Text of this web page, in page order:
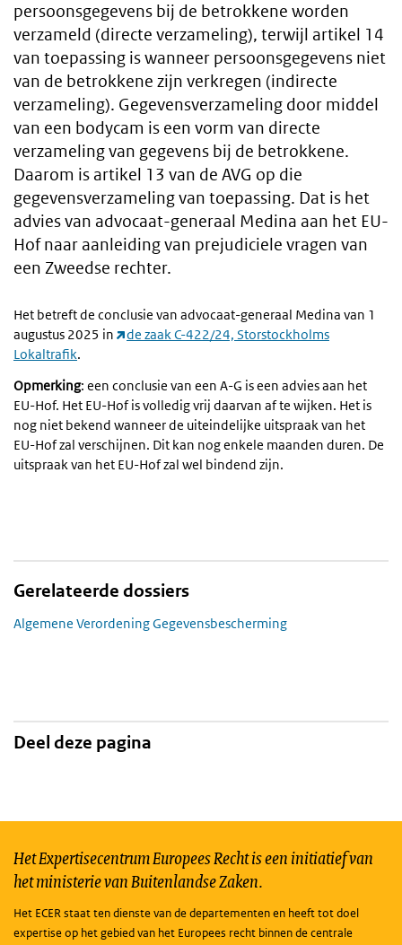
persoonsgegevens bij de betrokkene worden
verzameld (directe verzameling), terwijl artikel 14
van toepassing is wanneer persoonsgegevens niet
van de betrokkene zijn verkregen (indirecte
verzameling). Gegevensverzameling door middel
van een bodycam is een vorm van directe
verzameling van gegevens bij de betrokkene.
Daarom is artikel 13 van de AVG op die
gegevensverzameling van toepassing. Dat is het
advies van advocaat-generaal Medina aan het EU-
Hof naar aanleiding van prejudiciele vragen van
een Zweedse rechter.
Het betreft de conclusie van advocaat-generaal Medina van 1
augustus 2025 in
de zaak C-422/24, Storstockholms
Lokaltrafik.
Opmerking: een conclusie van een A-G is een advies aan het
EU-Hof. Het EU-Hof is volledig vrij daarvan af te wijken. Het is
nog niet bekend wanneer de uiteindelijke uitspraak van het
EU-Hof zal verschijnen. Dit kan nog enkele maanden duren. De
uitspraak van het EU-Hof zal wel bindend zijn.
Gerelateerde dossiers
Algemene Verordening Gegevensbescherming
Deel deze pagina
Het Expertisecentrum Europees Recht is een initiatief van
het ministerie van Buitenlandse Zaken.
Het ECER staat ten dienste van de departementen en heeft tot doel
expertise op het gebied van het Europees recht binnen de centrale